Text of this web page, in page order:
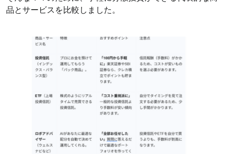
品とサービスを比較しました。